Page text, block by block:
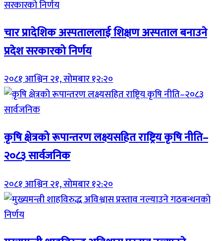
चार प्रादेशिक अस्पताललाई शिक्षण अस्पताल बनाउने
प्रदेश सरकारको निर्णय
२०८१ आश्विन २१, सोमबार १२:२०
कृषि क्षेत्रको रूपान्तरण लक्ष्यसहित राष्ट्रिय कृषि नीति–
२०८३ सार्वजनिक
२०८१ आश्विन २१, सोमबार १२:२०